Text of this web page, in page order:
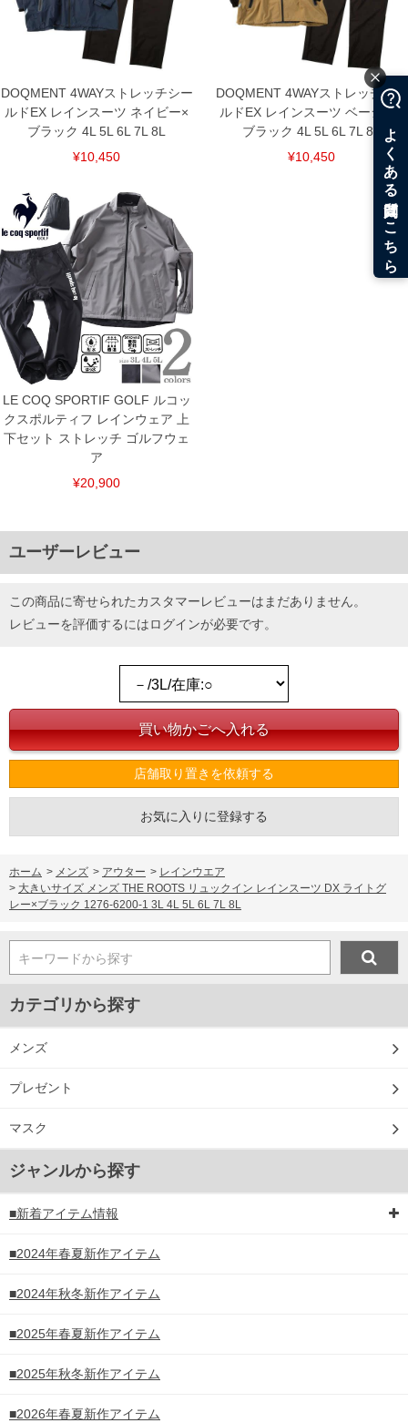
3L/148/101/110/110/23
4L/156/103/118/112/23
5L/164/105/126/114/24
6L/172/107/134/116/24
8L/188/111/150/120/25
[ボトム]
サイズ/ウエスト/股下/わたり幅/ヒップ/総丈
3L/95～110/78/41/135/112
4L/105～120/78/43/145/114
6L/125～140/78/47/165/118
7L/135～150/78/49/175/120
8L/145～160/78/51/185/122
単位はcm
※【返品交換について】
返品交換希望の方は、商品到着後1週間以内にご連絡ください。
下着(肌着)やワイシャツは商品の性質上、返品交換不可とさせて頂いております。予め
ご了承くださいませ。
※【ボトムの裾上げをご希望の場合】
裾上げ料金は500円+税となります。
備考欄に股下●cmとご記入下さい。（裾上げ無料対象商品は1本につき税込6,000円以
出荷まで約1週間～20日間程お時間を頂く場合がございます。
尚、裾上げした商品は返品・交換不可となりますので、予めご了承下さい。
一部、お直しに対応出来ない商品がございます。(例：裾にファスナーや調節ひもが付
ンピュータ画面）によって、商品の色味が若干異なる場合がございます。予めご了承
舗からのお取り寄せ等により、お客様にご迷惑をお掛けしてしまう場合がございま
す。そのようなことがない様最大限に努めておりますが、もしあった場合速やかにご
連絡させて頂きますので予めご了承ください。
DETAIL
DOQMENT 4WAYストレッチシー
ルドEX レインスーツ ネイビー×
ブラック 4L 5L 6L 7L 8L
¥10,450
DOQMENT 4WAYストレッチシー
ルドEX レインスーツ ベージュ×
ブラック 4L 5L 6L 7L 8L
¥10,450
LE COQ SPORTIF GOLF ルコッ
クスポルティフ レインウェア 上
下セット ストレッチ ゴルフウェ
ア
¥20,900
ユーザーレビュー
この商品に寄せられたカスタマーレビューはまだありません。
レビューを評価するにはログインが必要です。
店舗取り置きを依頼する
お気に入りに登録する
ホーム > メンズ > アウター > レインウエア
> 大きいサイズ メンズ THE ROOTS リュックイン レインスーツ DX ライトグ
レー×ブラック 1276-6200-1 3L 4L 5L 6L 7L 8L
キーワードから探す
カテゴリから探す
メンズ
プレゼント
マスク
ジャンルから探す
■新着アイテム情報
■2024年春夏新作アイテム
■2024年秋冬新作アイテム
■2025年春夏新作アイテム
■2025年秋冬新作アイテム
■2026年春夏新作アイテム